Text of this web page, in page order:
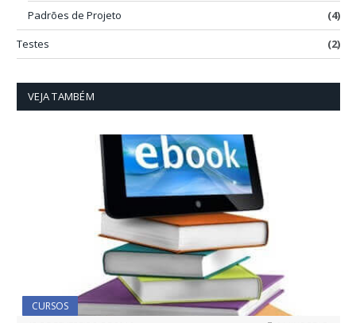
Padrões de Projeto
(4)
Testes
(2)
VEJA TAMBÉM
CURSOS